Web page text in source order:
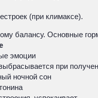
(при климаксе).
балансу. Основные
эмоции
при
ночной сон